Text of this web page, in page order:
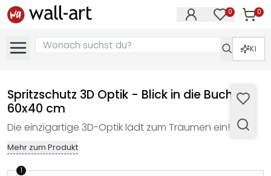
0 0
KI
Spritzschutz 3D Optik - Blick in die Bucht -
60x40 cm
Die einzigartige 3D-Optik lädt zum Träumen ein!
Mehr zum Produkt
1